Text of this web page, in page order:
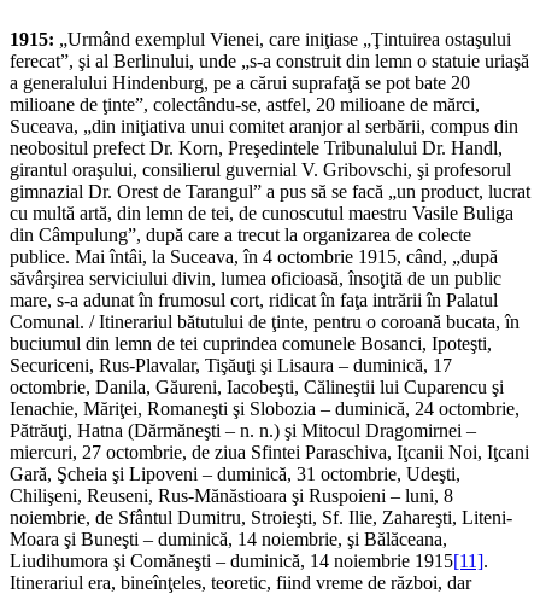
1915: „Urmând exemplul Vienei, care iniţiase „Ţintuirea ostaşului
ferecat”, şi al Berlinului, unde „s-a construit din lemn o statuie uriaşă
a generalului Hindenburg, pe a cărui suprafaţă se pot bate 20
milioane de ţinte”, colectându-se, astfel, 20 milioane de mărci,
Suceava, „din iniţiativa unui comitet aranjor al serbării, compus din
neobositul prefect Dr. Korn, Preşedintele Tribunalului Dr. Handl,
girantul oraşului, consilierul guvernial V. Gribovschi, şi profesorul
gimnazial Dr. Orest de Tarangul” a pus să se facă „un product, lucrat
cu multă artă, din lemn de tei, de cunoscutul maestru Vasile Buliga
din Câmpulung”, după care a trecut la organizarea de colecte
publice. Mai întâi, la Suceava, în 4 octombrie 1915, când, „după
săvârşirea serviciului divin, lumea oficioasă, însoţită de un public
mare, s-a adunat în frumosul cort, ridicat în faţa intrării în Palatul
Comunal. / Itinerariul bătutului de ţinte, pentru o coroană bucata, în
buciumul din lemn de tei cuprindea comunele Bosanci, Ipoteşti,
Securiceni, Rus-Plavalar, Tişăuţi şi Lisaura – duminică, 17
octombrie, Danila, Găureni, Iacobeşti, Călineştii lui Cuparencu şi
Ienachie, Măriţei, Romaneşti şi Slobozia – duminică, 24 octombrie,
Pătrăuţi, Hatna (Dărmăneşti – n. n.) şi Mitocul Dragomirnei –
miercuri, 27 octombrie, de ziua Sfintei Paraschiva, Iţcanii Noi, Iţcani
Gară, Şcheia şi Lipoveni – duminică, 31 octombrie, Udeşti,
Chilişeni, Reuseni, Rus-Mănăstioara şi Ruspoieni – luni, 8
noiembrie, de Sfântul Dumitru, Stroieşti, Sf. Ilie, Zahareşti, Liteni-
Moara şi Buneşti – duminică, 14 noiembrie, şi Bălăceana,
Liudihumora şi Comăneşti – duminică, 14 noiembrie 1915[11].
Itinerariul era, bineînţeles, teoretic, fiind vreme de război, dar